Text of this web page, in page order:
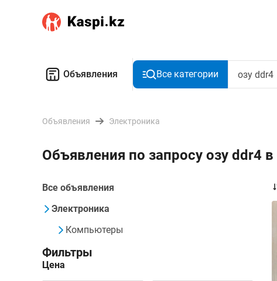
Объявления Все категории
Объявления Электроника
Объявления по запросу озу ddr4
Все объявления
Электроника
Компьютеры
Фильтры
Цена